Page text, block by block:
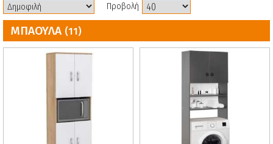
Προβολή
ΜΠΑΟΥΛΑ (11)